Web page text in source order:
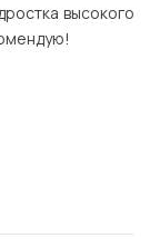
высокого